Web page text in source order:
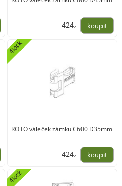
424,-
ROTO váleček zámku C600 D35mm
4lock
424,-
4lock